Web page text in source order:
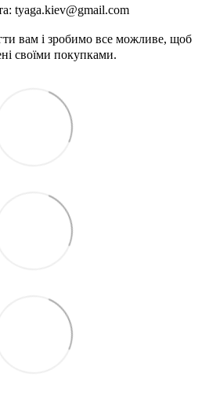
tyaga.kiev@gmail.com
вам і зробимо все можливе, щоб
своїми покупками.